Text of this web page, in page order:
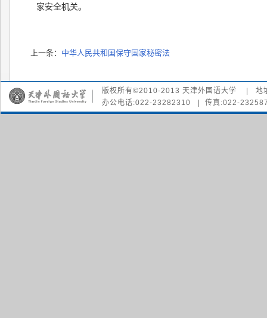
家安全机关。
上一条： 中华人民共和国保守国家秘密法
版权所有©2010-2013 天津外国语大学 | 地
办公电话:022-23282310 | 传真:022-